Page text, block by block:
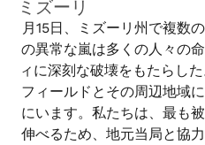
ミズーリ
月15日、ミズーリ州で複数
の異常な嵐は多くの人々の
ィに深刻な破壊をもたらし
フィールドとその周辺地域
にいます。私たちは、最も
伸べるため、地元当局と協